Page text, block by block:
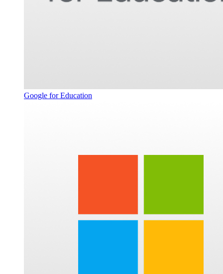
Google for Education